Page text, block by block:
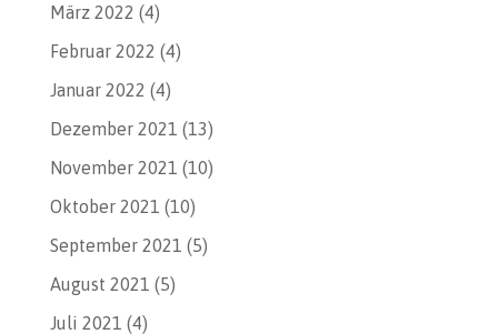
März 2022 (4)
Februar 2022 (4)
Januar 2022 (4)
Dezember 2021 (13)
November 2021 (10)
Oktober 2021 (10)
September 2021 (5)
August 2021 (5)
Juli 2021 (4)